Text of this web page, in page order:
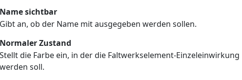
Name sichtbar
Gibt an, ob der Name mit ausgegeben werden sollen.
Normaler Zustand
Stellt die Farbe ein, in der die Faltwerkselement-
werden soll.